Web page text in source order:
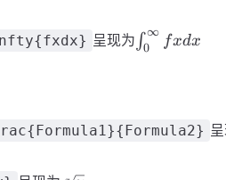
呈现为 ∫0
∞
fxdx